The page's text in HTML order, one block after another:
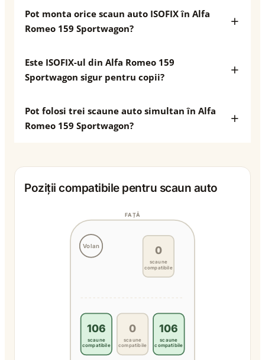
Pot monta orice scaun auto ISOFIX în Alfa
Romeo 159 Sportwagon?
Este ISOFIX-ul din Alfa Romeo 159
Sportwagon sigur pentru copii?
Pot folosi trei scaune auto simultan în Alfa
Romeo 159 Sportwagon?
Poziții compatibile pentru scaun auto
Volan
FAȚĂ
0
scaune
compatibile
106
scaune
compatibile
0
scaune
compatibile
106
scaune
compatibile